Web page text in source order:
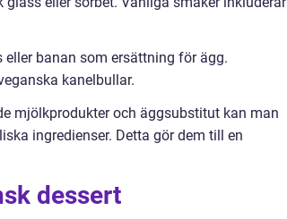
banan som ersättning för ägg.
kanelbullar.
mjölkprodukter och äggsubstitut kan man
ingredienser. Detta gör dem till en
dessert